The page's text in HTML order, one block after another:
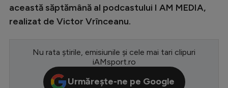
Champions League
Conference League
CM 2026
această săptămână al podcastului I AM MEDIA,
realizat de Victor Vrînceanu.
Nu rata știrile, emisiunile și cele mai tari clipuri
iAMsport.ro
Urmărește-ne pe Google